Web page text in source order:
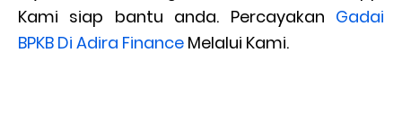
Kami siap bantu anda. Percayakan Gadai
BPKB Di Adira Finance Melalui Kami.